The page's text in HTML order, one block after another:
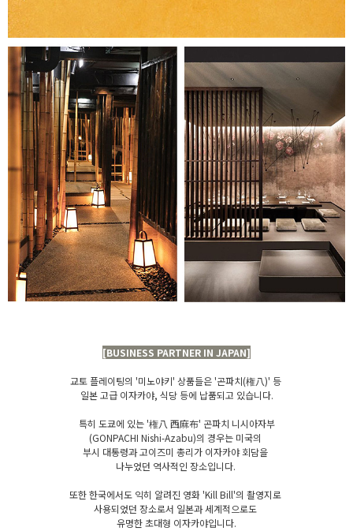
[BUSINESS PARTNER IN JAPAN]
교토 플레이팅의 '미노야키' 상품들은 '곤파치(権八)' 등
일본 고급 이자카야, 식당 등에 납품되고 있습니다.
특히 도쿄에 있는 '権八 西麻布' 곤파치 니시아자부
(GONPACHI Nishi-Azabu)의 경우는 미국의
부시 대통령과 고이즈미 총리가 이자카야 회담을
나누었던 역사적인 장소입니다.
또한 한국에서도 익히 알려진 영화 'Kill Bill'의 촬영지로
사용되었던 장소로서 일본과 세계적으로도
유명한 초대형 이자카야입니다.